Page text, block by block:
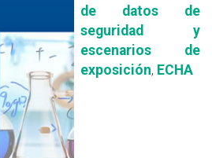
de datos de
seguridad y
escenarios de
exposición, ECHA